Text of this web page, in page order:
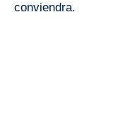
conviendra.